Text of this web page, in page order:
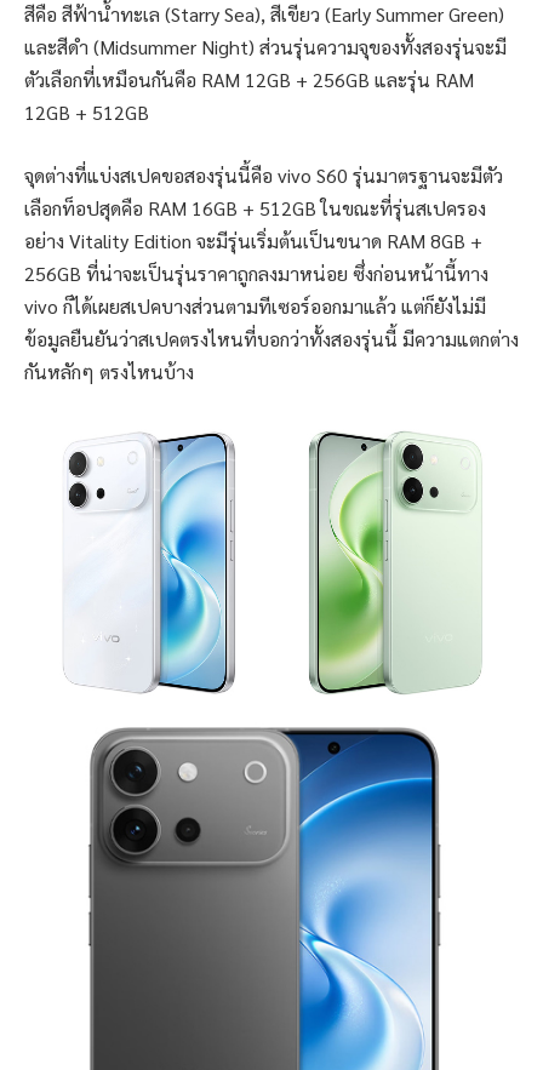
สีคือ สีฟ้าน้ำทะเล (Starry Sea), สีเขียว (Early Summer Green)
และสีดำ (Midsummer Night) ส่วนรุ่นความจุของทั้งสองรุ่นจะมี
ตัวเลือกที่เหมือนกันคือ RAM 12GB + 256GB และรุ่น RAM
12GB + 512GB
จุดต่างที่แบ่งสเปคขอสองรุ่นนี้คือ vivo S60 รุ่นมาตรฐานจะมีตัว
เลือกท็อปสุดคือ RAM 16GB + 512GB ในขณะที่รุ่นสเปครอง
อย่าง Vitality Edition จะมีรุ่นเริ่มต้นเป็นขนาด RAM 8GB +
256GB ที่น่าจะเป็นรุ่นราคาถูกลงมาหน่อย ซึ่งก่อนหน้านี้ทาง
vivo ก็ได้เผยสเปคบางส่วนตามทีเซอร์ออกมาแล้ว แต่ก็ยังไม่มี
ข้อมูลยืนยันว่าสเปคตรงไหนที่บอกว่าทั้งสองรุ่นนี้ มีความแตกต่าง
กันหลักๆ ตรงไหนบ้าง